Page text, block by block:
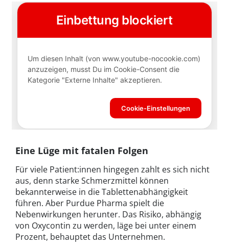
Eine Lüge mit fatalen Folgen
Für viele Patient:innen hingegen zahlt es sich nicht
aus, denn starke Schmerzmittel können
bekannterweise in die Tablettenabhängigkeit
führen. Aber Purdue Pharma spielt die
Nebenwirkungen herunter. Das Risiko, abhängig
von Oxycontin zu werden, läge bei unter einem
Prozent, behauptet das Unternehmen.